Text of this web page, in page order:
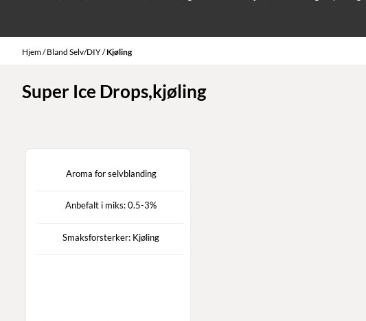
Hjem/Bland Selv/DIY/Kjøling
Super Ice Drops,kjøling
Aroma for selvblanding
Anbefalt i miks: 0.5-3%
Smaksforsterker: Kjøling